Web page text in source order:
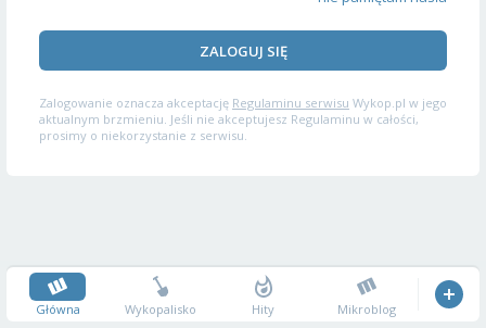
ZALOGUJ SIĘ
Zalogowanie oznacza akceptację Regulaminu serwisu Wykop.pl w jego
aktualnym brzmieniu. Jeśli nie akceptujesz Regulaminu w całości,
prosimy o niekorzystanie z serwisu.
Główna Wykopalisko Hity Mikroblog